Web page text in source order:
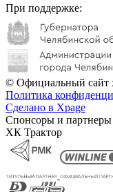
При поддержке:
© Официальный сайт
Политика
Сделано в Xpage
Спонсоры и партнеры
ХК Трактор